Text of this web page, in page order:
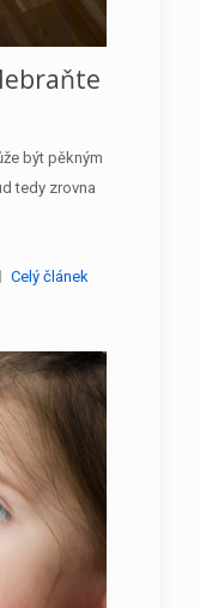
být pěkným
tedy zrovna
Celý článek